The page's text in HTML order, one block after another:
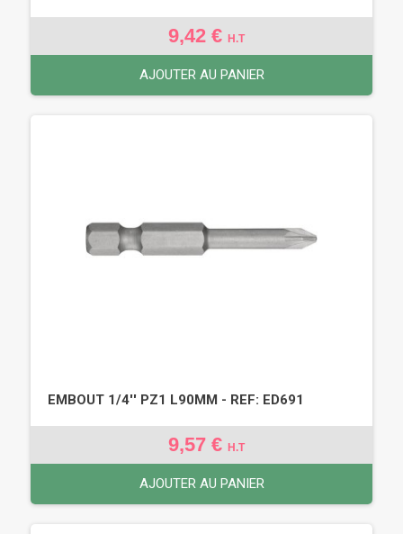
9,42 € H.T
AJOUTER AU PANIER
EMBOUT 1/4'' PZ1 L90MM - REF: ED691
9,57 € H.T
AJOUTER AU PANIER